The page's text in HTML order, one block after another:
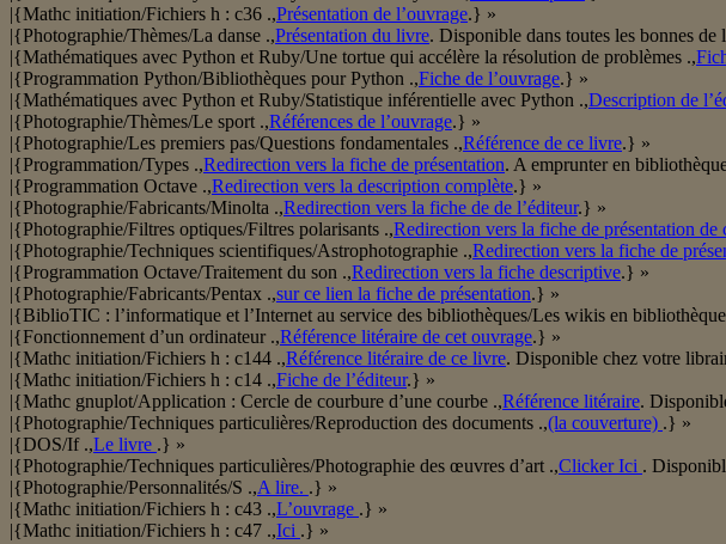
|{Mathc initiation/Fichiers h : c36 .,Présentation de l’ouvrage.} »
|{Photographie/Thèmes/La danse .,Présentation du livre. Disponible dans toutes les bonnes de
|{Mathématiques avec Python et Ruby/Une tortue qui accélère la résolution de problèmes .,
|{Programmation Python/Bibliothèques pour Python .,Fiche de l’ouvrage.} »
|{Mathématiques avec Python et Ruby/Statistique inférentielle avec Python .,Description de
|{Photographie/Thèmes/Le sport .,Références de l’ouvrage.} »
|{Photographie/Les premiers pas/Questions fondamentales .,Référence de ce livre.} »
|{Programmation/Types .,Redirection vers la fiche de présentation. A emprunter en
|{Programmation Octave .,Redirection vers la description complète.} »
|{Photographie/Fabricants/Minolta .,Redirection vers la fiche de de l’éditeur.} »
|{Photographie/Filtres optiques/Filtres polarisants .,Redirection vers la fiche de présentation de
|{Photographie/Techniques scientifiques/Astrophotographie .,Redirection vers la fiche de
|{Programmation Octave/Traitement du son .,Redirection vers la fiche descriptive.} »
|{Photographie/Fabricants/Pentax .,sur ce lien la fiche de présentation.} »
|{BiblioTIC : l’informatique et l’Internet au service des bibliothèques/Les wikis en
|{Fonctionnement d’un ordinateur .,Référence litéraire de cet ouvrage.} »
|{Mathc initiation/Fichiers h : c144 .,Référence litéraire de ce livre. Disponible chez votre
|{Mathc initiation/Fichiers h : c14 .,Fiche de l’éditeur.} »
|{Mathc gnuplot/Application : Cercle de courbure d’une courbe .,Référence litéraire.
|{Photographie/Techniques particulières/Reproduction des documents .,(la couverture) .} »
|{DOS/If .,Le livre .} »
|{Photographie/Techniques particulières/Photographie des œuvres d’art .,Clicker Ici .
|{Photographie/Personnalités/S .,A lire. .} »
|{Mathc initiation/Fichiers h : c43 .,L’ouvrage .} »
|{Mathc initiation/Fichiers h : c47 .,Ici .} »